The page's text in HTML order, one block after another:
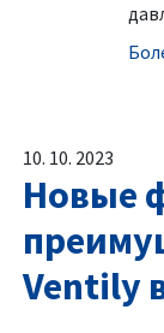
10. 10. 2023
Новые
Ventily